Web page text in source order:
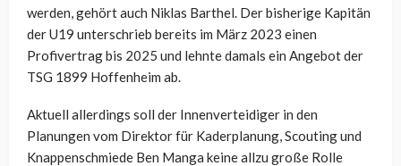
werden, gehört auch Niklas Barthel. Der bisherige Kapitän
der U19 unterschrieb bereits im März 2023 einen
Profivertrag bis 2025 und lehnte damals ein Angebot der
TSG 1899 Hoffenheim ab.
Aktuell allerdings soll der Innenverteidiger in den
Planungen vom Direktor für Kaderplanung, Scouting und
Knappenschmiede Ben Manga keine allzu große Rolle